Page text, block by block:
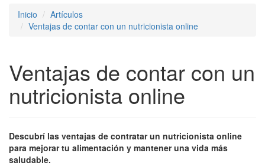
Inicio
Artículos
Ventajas de contar con un nutricionista online
Ventajas de contar con un
nutricionista online
Descubrí las ventajas de contratar un nutricionista online
para mejorar tu alimentación y mantener una vida más
saludable.